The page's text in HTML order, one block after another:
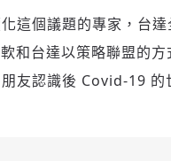
這個議題的專家，台
和台達以策略聯盟的
友認識後 Covid-19 的